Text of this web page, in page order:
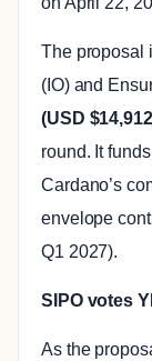
The proposal
(IO) and
(USD
round. It
Cardano’s
envelope
Q1 2027).
SIPO votes
As the